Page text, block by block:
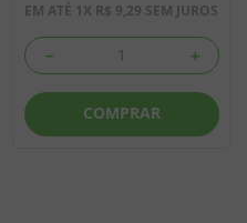
EM ATÉ 1X R$ 9,29 SEM JUROS
＋
－
COMPRAR